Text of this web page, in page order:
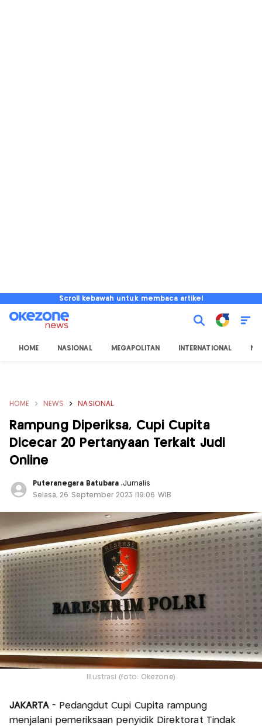
Scroll kebawah untuk membaca artikel
HOME NASIONAL MEGAPOLITAN INTERNATIONAL
HOME NEWS NASIONAL
Rampung Diperiksa, Cupi Cupita
Dicecar 20 Pertanyaan Terkait Judi
Online
Puteranegara Batubara,Jurnalis
Selasa, 26 September 2023 |19:06 WIB
Illustrasi (foto: Okezone)
JAKARTA - Pedangdut Cupi Cupita rampung
menjalani pemeriksaan penyidik Direktorat Tindak